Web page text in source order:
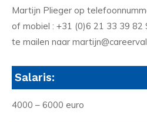
Martijn Plieger op
of mobiel : +31 (0)6 21 33 39 82
te mailen naar
Salaris:
4000 – 6000 euro